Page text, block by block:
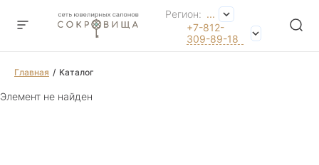
Регион: ...
+7-812-
309-89-18
Главная Каталог
Элемент не найден